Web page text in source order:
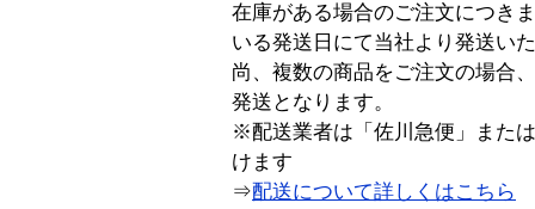
在庫がある場合のご注文につき
いる発送日にて当社より発送い
尚、複数の商品をご注文の場合
発送となります。
※配送業者は「佐川急便」また
けます
⇒配送について詳しくはこちら